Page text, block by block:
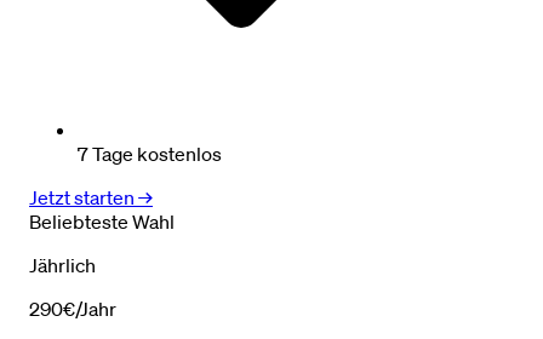
7 Tage kostenlos
Jetzt starten →
Beliebteste Wahl
Jährlich
290€/Jahr